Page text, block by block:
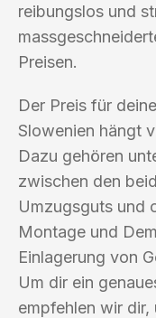
reibungslos und
Preisen.
Der Preis für
Slowenien hängt
Dazu gehören
zwischen den
Umzugsguts und
Montage und
Einlagerung von
Um dir ein
empfehlen wir dir,